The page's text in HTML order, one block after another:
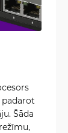
Šāda